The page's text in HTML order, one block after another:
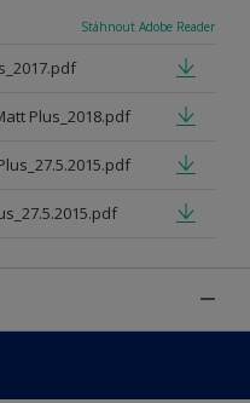
Stáhnout Adobe Reader
Plus_2018.pdf